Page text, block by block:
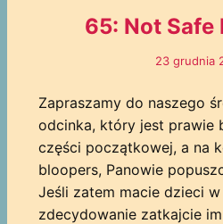
65: Not Safe
23 grudnia
Zapraszamy do naszego
odcinka, który jest prawie
części początkowej, a na
bloopers, Panowie
Jeśli zatem macie dzieci
zdecydowanie zatkajcie